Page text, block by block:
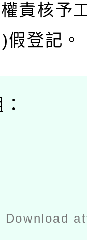
責核予
登記。
Download